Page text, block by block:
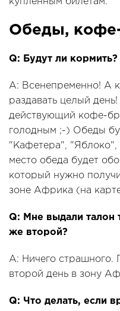
Обеды,
Q: Будут ли кормить?
A: Всенепременно! А
раздавать целый
действующий кофе-
голодным ;-) Обеды
"Кафетера", "Яблоко",
место обеда будет
который нужно
зоне Африка (на
Q: Мне выдали талон
же второй?
A: Ничего страшного.
второй день в зону
Q: Что делать, если